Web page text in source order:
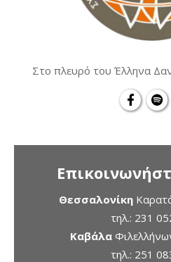
Στο πλευρό του Έλληνα
Θεσσαλονίκη
τηλ.: 231
Καβάλα
τηλ.: 251